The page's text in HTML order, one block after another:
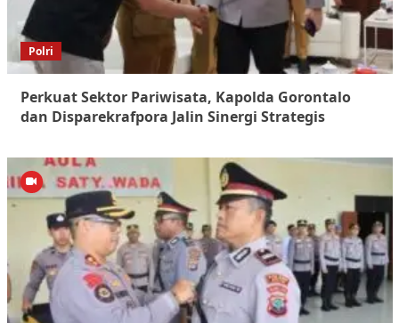
Polri
Perkuat Sektor Pariwisata, Kapolda Gorontalo
dan Disparekrafpora Jalin Sinergi Strategis